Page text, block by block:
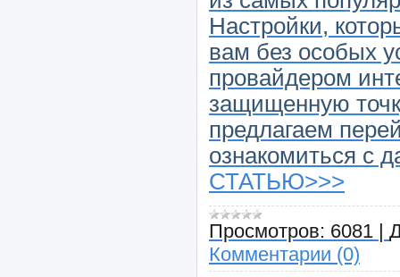
Настройки,
вам без особых
провайдером
защищенную
предлагаем
ознакомиться с
СТАТЬЮ>>>
Просмотров: 6081
Комментарии (0)